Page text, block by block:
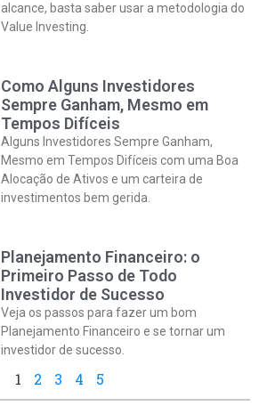
alcance, basta saber usar a metodologia do
Value Investing.
Como Alguns Investidores
Sempre Ganham, Mesmo em
Tempos Difíceis
Alguns Investidores Sempre Ganham,
Mesmo em Tempos Difíceis com uma Boa
Alocação de Ativos e um carteira de
investimentos bem gerida.
Planejamento Financeiro: o
Primeiro Passo de Todo
Investidor de Sucesso
Veja os passos para fazer um bom
Planejamento Financeiro e se tornar um
investidor de sucesso.
1 2 3 4 5